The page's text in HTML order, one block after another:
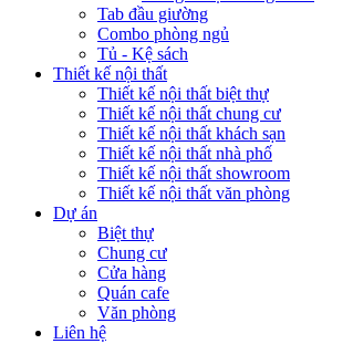
Tab đầu giường
Combo phòng ngủ
Tủ - Kệ sách
Thiết kế nội thất
Thiết kế nội thất biệt thự
Thiết kế nội thất chung cư
Thiết kế nội thất khách sạn
Thiết kế nội thất nhà phố
Thiết kế nội thất showroom
Thiết kế nội thất văn phòng
Dự án
Biệt thự
Chung cư
Cửa hàng
Quán cafe
Văn phòng
Liên hệ